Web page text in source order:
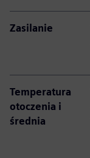
Zasilanie
Temperatura
otoczenia i
średnia